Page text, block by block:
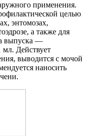
применения.
целью
энтомозах,
а также для
выпуска —
Действует
выводится с мочой
наносить